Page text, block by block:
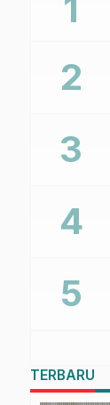
TERBARU